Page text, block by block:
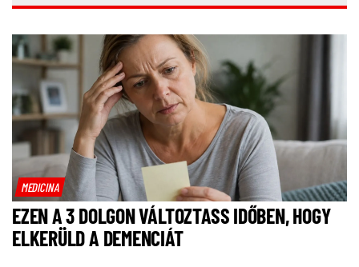
MEDICINA
EZEN A 3 DOLGON VÁLTOZTASS IDŐBEN, HOGY
ELKERÜLD A DEMENCIÁT